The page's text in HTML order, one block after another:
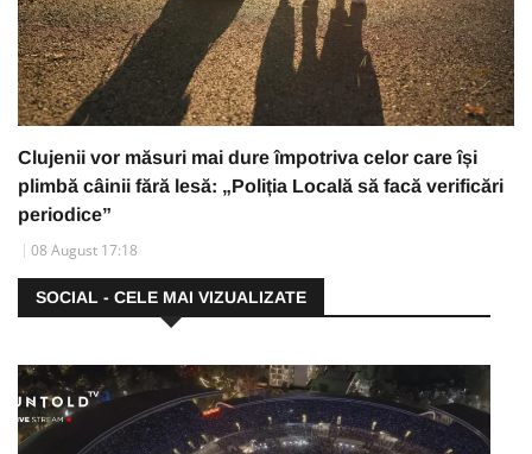
Clujenii vor măsuri mai dure împotriva celor care își
plimbă câinii fără lesă: „Poliția Locală să facă verificări
periodice”
08 August 17:18
SOCIAL - CELE MAI VIZUALIZATE